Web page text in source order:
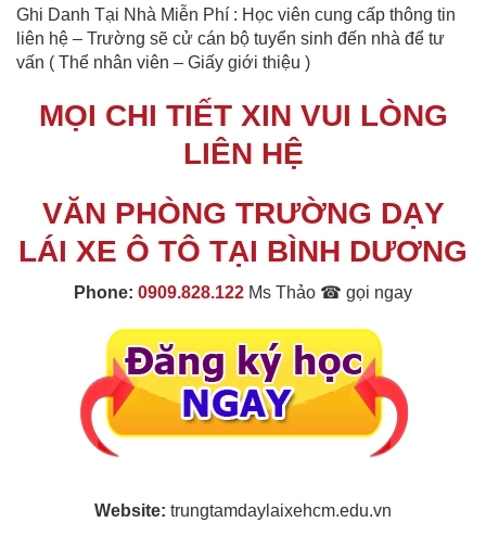
Ghi Danh Tại Nhà Miễn Phí : Học viên cung cấp thông tin
liên hệ – Trường sẽ cử cán bộ tuyển sinh đến nhà để tư
vấn ( Thể nhân viên – Giấy giới thiệu )
MỌI CHI TIẾT XIN VUI LÒNG
LIÊN HỆ
VĂN PHÒNG TRƯỜNG DẠY
LÁI XE Ô TÔ TẠI BÌNH DƯƠNG
Phone: 0909.828.122 Ms Thảo ☎ gọi ngay
Website: trungtamdaylaixehcm.edu.vn